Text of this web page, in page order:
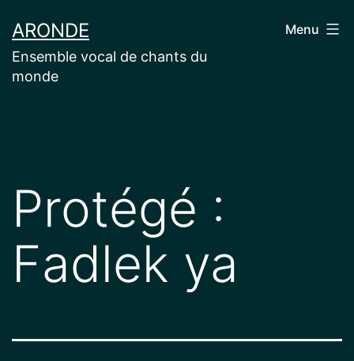
au
contenu
ARONDE
Ensemble vocal de chants du
monde
Menu
Protégé :
Fadlek ya